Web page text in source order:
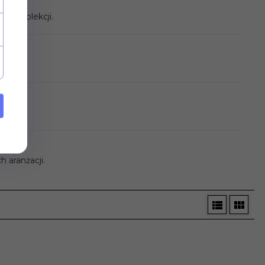
kolekcji.
aranżacji.